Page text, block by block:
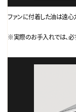
ファンに付着した油は遠心
※実際のお手入れでは、必